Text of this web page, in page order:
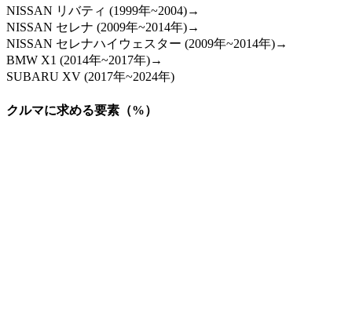
NISSAN リバティ (1999年~2004)→
NISSAN セレナ (2009年~2014年)→
NISSAN セレナハイウェスター (2009年~2014年)→
BMW X1 (2014年~2017年)→
SUBARU XV (2017年~2024年)
クルマに求める要素（%）